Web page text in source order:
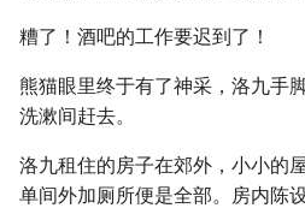
糟了！酒吧的工作要迟到了！
熊猫眼里终于有了神采，洛九手
洗漱间赶去。
洛九租住的房子在郊外，小小的
单间外加厕所便是全部。房内陈